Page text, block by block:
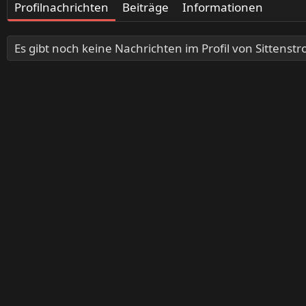
Profilnachrichten Beiträge Informationen
Es gibt noch keine Nachrichten im Profil von